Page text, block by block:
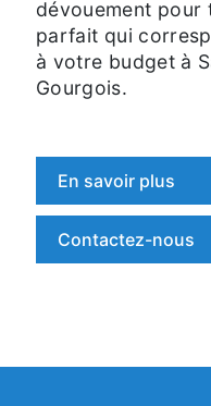
dévouement pour
parfait qui
à votre budget à
Gourgois.
En savoir plus
Contactez-nous